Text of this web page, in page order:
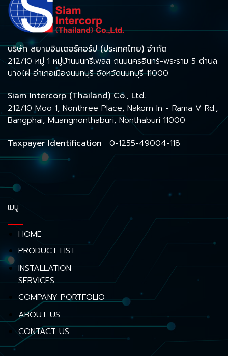
บริษัท สยามอินเตอร์คอร์ป (ประเทศไทย) จำกัด
212/10 หมู่ 1 หมู่บ้านนนทรีเพลส ถนนนครอินทร์-พระราม 5 ตำบล
บางไผ่ อำเภอเมืองนนทบุรี จังหวัดนนทบุรี 11000
Siam Intercorp (Thailand) Co., Ltd.
212/10 Moo 1, Nonthree Place, Nakorn In - Rama V Rd.,
Bangphai, Muangnonthaburi, Nonthaburi 11000
Taxpayer Identification : 0-1255-49004-118
เมนู
HOME
PRODUCT LIST
INSTALLATION
SERVICES
COMPANY PORTFOLIO
ABOUT US
CONTACT US